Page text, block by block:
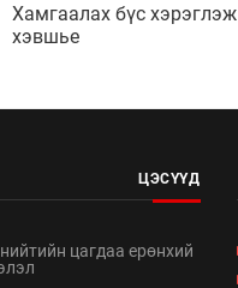
Хамгаалах бүс хэрэглэж
хэвшье
ЦЭСҮҮД
цагдаа ерөнхий